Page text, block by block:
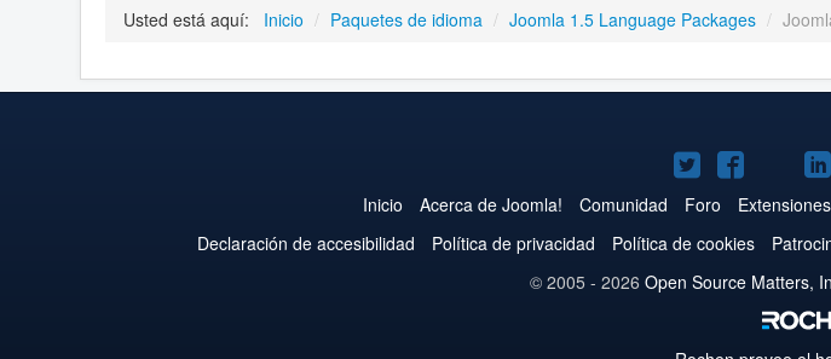
Usted está aquí: Inicio / Paquetes de idioma / Joomla 1.5 Language Packages /
Joomla!
en
Twitter
Joomla!
enen
Inicio Acerca de Joomla! Comunidad Foro Extensiones
Declaración de accesibilidad
Política de privacidad Política de cookies
© 2005 - 2026 Open Source Matters,